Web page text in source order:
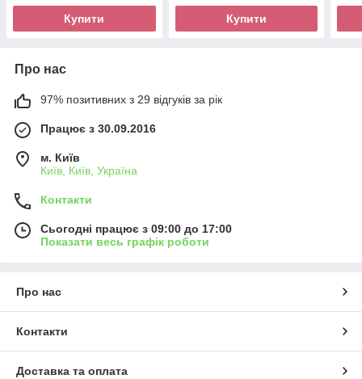
Купити Купити
Про нас
97% позитивних з 29 відгуків за рік
Працює з 30.09.2016
м. Київ
Київ, Київ, Україна
Контакти
Сьогодні працює з 09:00 до 17:00
Показати весь графік роботи
Про нас
Контакти
Доставка та оплата